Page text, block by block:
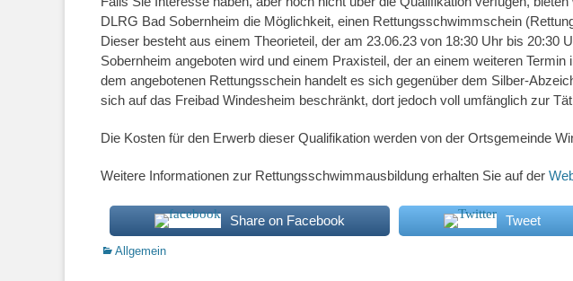
DLRG Bad Sobernheim die Möglichkeit, einen Rettungsschwimmschein
Dieser besteht aus einem Theorieteil, der am 23.06.23 von 18:30 Uhr bis 20:30
Sobernheim angeboten wird und einem Praxisteil, der an einem weiteren
dem angebotenen Rettungsschein handelt es sich gegenüber dem Silber-
sich auf das Freibad Windesheim beschränkt, dort jedoch voll umfänglich zur
Die Kosten für den Erwerb dieser Qualifikation werden von der Ortsgemeinde
Weitere Informationen zur Rettungsschwimmausbildung erhalten Sie auf der
Share on Facebook Tweet
Kategorien
Allgemein